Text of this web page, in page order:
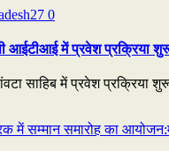
0
आईटीआई में प्रवेश प्रक्रिया
साहिब में प्रवेश प्रक्रिया